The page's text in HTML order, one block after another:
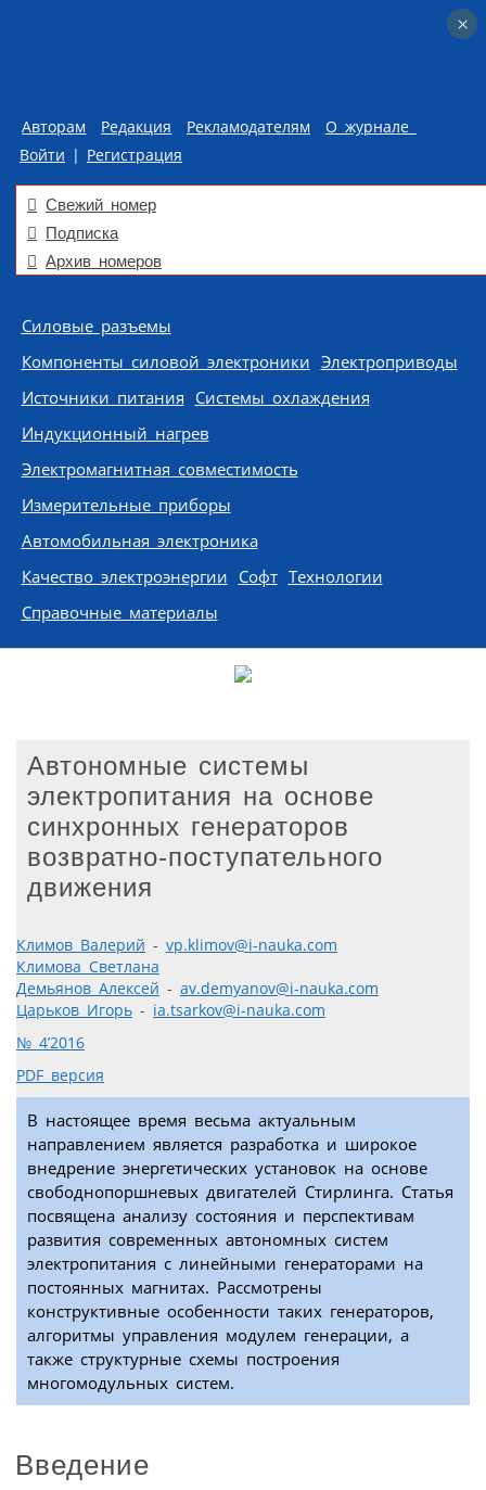
Авторам Редакция Рекламодателям
О журнале
Войти | Регистрация
Свежий номер
Подписка
Архив номеров
Skip to content
Силовые разъемы
Компоненты силовой электроники Электроприводы
Источники питания Системы охлаждения
Индукционный нагрев
Электромагнитная совместимость
Измерительные приборы
Автомобильная электроника
Качество электроэнергии Софт Технологии
Справочные материалы
Автономные системы
электропитания на основе
синхронных генераторов
возвратно-поступательного
движения
Климов Валерий - vp.klimov@i-nauka.com
Климова Светлана
Демьянов Алексей - av.demyanov@i-nauka.com
Царьков Игорь - ia.tsarkov@i-nauka.com
№ 4’2016
PDF версия
В настоящее время весьма актуальным
направлением является разработка и широкое
внедрение энергетических установок на основе
свободнопоршневых двигателей Стирлинга. Статья
посвящена анализу состояния и перспективам
развития современных автономных систем
электропитания с линейными генераторами на
постоянных магнитах. Рассмотрены
конструктивные особенности таких генераторов,
алгоритмы управления модулем генерации, а
также структурные схемы построения
многомодульных систем.
Введение
×
×